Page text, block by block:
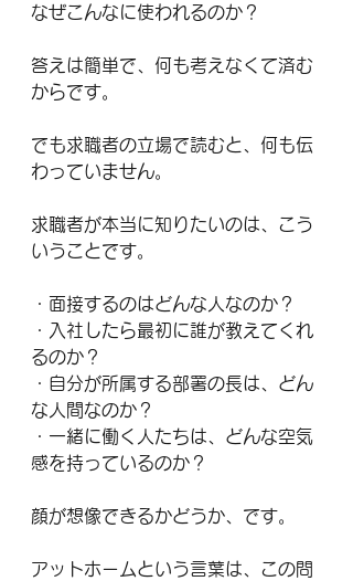
なぜこんなに使われるのか？
答えは簡単で、何も考えなくて済む
からです。
でも求職者の立場で読むと、何も伝
わっていません。
求職者が本当に知りたいのは、こう
いうことです。
・面接するのはどんな人なのか？
・入社したら最初に誰が教えてくれ
るのか？
・自分が所属する部署の長は、どん
な人間なのか？
・一緒に働く人たちは、どんな空気
感を持っているのか？
顔が想像できるかどうか、です。
アットホームという言葉は、この問